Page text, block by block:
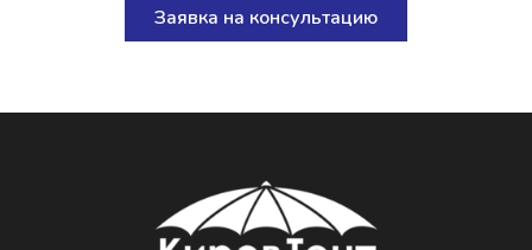
Заявка на консультацию